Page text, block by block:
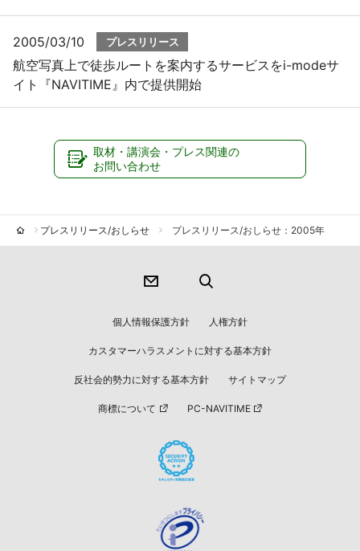
2005/03/10 プレスリリース
航空写真上で徒歩ルートを案内するサービスをi-modeサ
イト『NAVITIME』内で提供開始
取材・講演会・プレス関連の
お問い合わせ
プレスリリース/おしらせ プレスリリース/おしらせ：2005年
個人情報保護方針 人権方針
カスタマーハラスメントに対する基本方針
反社会的勢力に対する基本方針 サイトマップ
商標について PC-NAVITIME